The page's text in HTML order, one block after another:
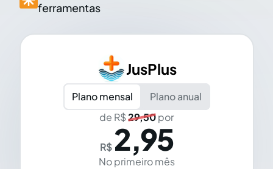
ferramentas
JusPlus
Plano mensal
Plano anual
de R$29,50por
R$ 2,95
No primeiro mês